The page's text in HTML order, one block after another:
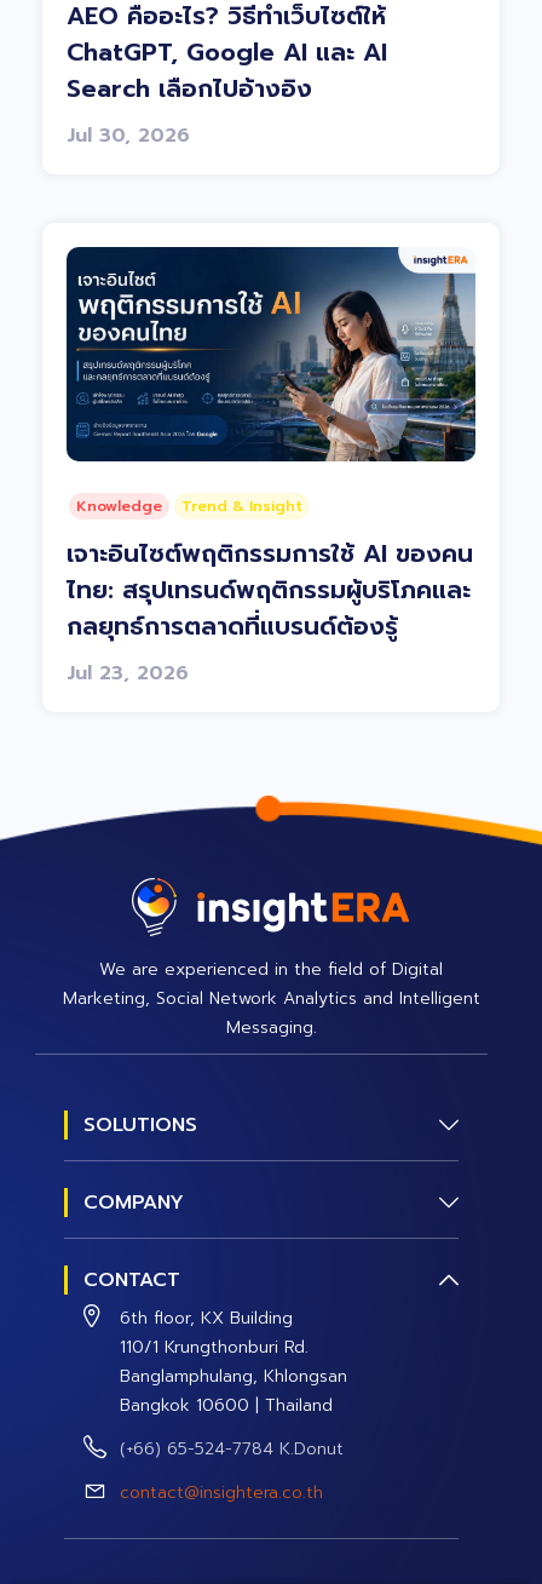
AEO คืออะไร? วิธีทำเว็บไซต์ให้
ChatGPT, Google AI และ AI
Search เลือกไปอ้างอิง
Jul 30, 2026
Knowledge Trend & Insight
เจาะอินไซต์พฤติกรรมการใช้ AI ของคน
ไทย: สรุปเทรนด์พฤติกรรมผู้บริโภคและ
กลยุทธ์การตลาดที่แบรนด์ต้องรู้
Jul 23, 2026
We are experienced in the field of Digital
Marketing, Social Network Analytics and Intelligent
Messaging.
SOLUTIONS
Social Research
Social Management
Social Campaign
COMPANY
About us
Contact Us
Careers
CONTACT
6th floor, KX Building
110/1 Krungthonburi Rd.
Banglamphulang, Khlongsan
Bangkok 10600 | Thailand
(+66) 65-524-7784 K.Donut
contact@insightera.co.th